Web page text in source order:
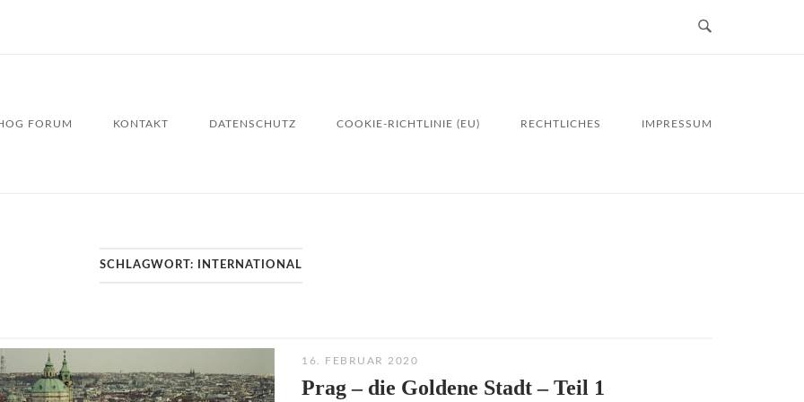
FORUM KONTAKT DATENSCHUTZ COOKIE-RICHTLINIE (EU) RECHTLICHES IMPRESSUM
SCHLAGWORT: INTERNATIONAL
16. FEBRUAR 2020
Prag – die Goldene Stadt – Teil 1